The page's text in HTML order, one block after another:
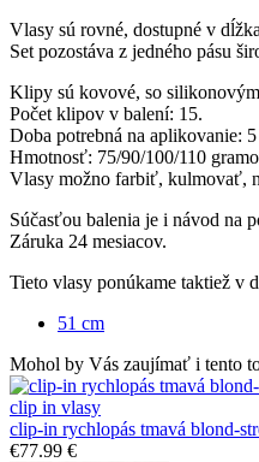
Vlasy sú rovné, dostupné v
Set pozostáva z jedného pásu
Klipy sú kovové, so
Počet klipov v balení: 15.
Doba potrebná na aplikovanie:
Hmotnosť: 75/90/100/110
Vlasy možno farbiť, kulmovať,
Súčasťou balenia je i návod na
Záruka 24 mesiacov.
Tieto vlasy ponúkame taktiež v
51 cm
Mohol by Vás zaujímať i tento
clip-in rychlopás tmavá blond-
€77.99 €